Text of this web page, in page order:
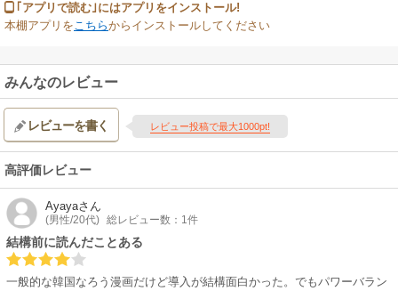
｢アプリで読む｣にはアプリをインストール!
本棚アプリをこちらからインストールしてください
みんなのレビュー
レビューを書く レビュー投稿で最大1000pt!
高評価レビュー
Ayayaさん
(男性/20代) 総レビュー数：1件
結構前に読んだことある
一般的な韓国なろう漫画だけど導入が結構面白かった。でもパワーバラン